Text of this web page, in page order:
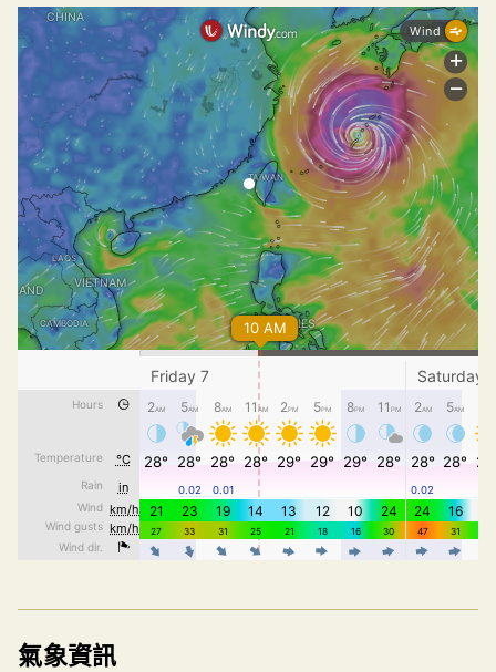
氣象資訊